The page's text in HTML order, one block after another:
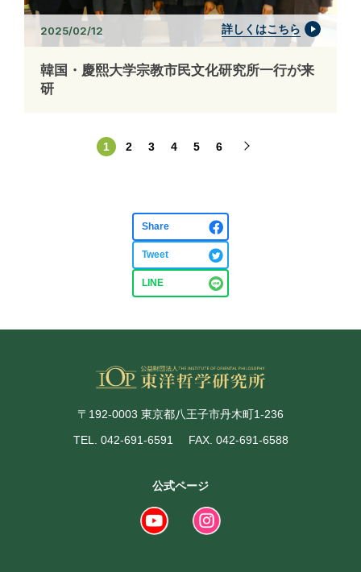
2025/02/12 詳しくはこちら
韓国・慶熙大学宗教市民文化研究所一行が来
研
1 2 3 4 5 6
Share
Tweet
LINE
〒192-0003 東京都八王子市丹木町1-236
TEL. 042-691-6591
FAX. 042-691-6588
公式ページ